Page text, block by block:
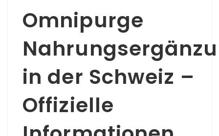
Omnipurge
in der Schweiz –
Offizielle